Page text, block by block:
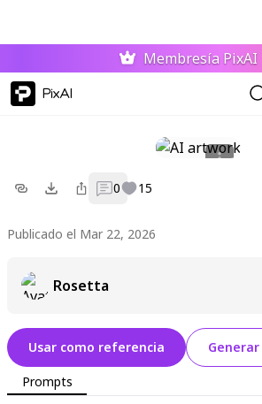
Membresía PixAI
PixAI
0 15
Publicado el Mar 22, 2026
Rosetta
Usar como referencia
Prompts